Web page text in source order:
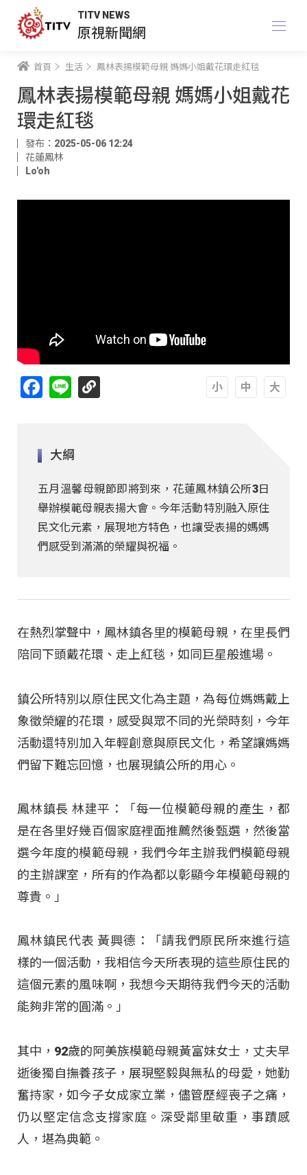
TITV NEWS
原視新聞網
首頁 生活 鳳林表揚模範母親 媽媽小姐戴花環走紅毯
鳳林表揚模範母親 媽媽小姐戴花
環走紅毯
發布：2025-05-06 12:24
花蓮鳳林
Lo'oh
Facebook
Line
大綱
五月溫馨母親節即將到來，花蓮鳳林鎮公所3日
舉辦模範母親表揚大會。今年活動特別融入原住
民文化元素，展現地方特色，也讓受表揚的媽媽
們感受到滿滿的榮耀與祝福。
在熱烈掌聲中，鳳林鎮各里的模範母親，在里長們
陪同下頭戴花環、走上紅毯，如同巨星般進場。
鎮公所特別以原住民文化為主題，為每位媽媽戴上
象徵榮耀的花環，感受與眾不同的光榮時刻，今年
活動還特別加入年輕創意與原民文化，希望讓媽媽
們留下難忘回憶，也展現鎮公所的用心。
鳳林鎮長 林建平：「每一位模範母親的產生，都
是在各里好幾百個家庭裡面推薦然後甄選，然後當
選今年度的模範母親，我們今年主辦我們模範母親
的主辦課室，所有的作為都以彰顯今年模範母親的
尊貴。」
鳳林鎮民代表 黃興德：「請我們原民所來進行這
樣的一個活動，我相信今天所表現的這些原住民的
這個元素的風味啊，我想今天期待我們今天的活動
能夠非常的圓滿。」
其中，92歲的阿美族模範母親黃富妹女士，丈夫早
逝後獨自撫養孩子，展現堅毅與無私的母愛，她勤
奮持家，如今子女成家立業，儘管歷經喪子之痛，
仍以堅定信念支撐家庭。深受鄰里敬重，事蹟感
人，堪為典範。